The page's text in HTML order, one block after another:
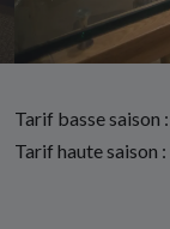
Tarif basse saison :
Tarif haute saison :